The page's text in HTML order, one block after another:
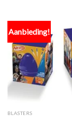
Aanbieding!
BLASTERS